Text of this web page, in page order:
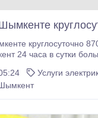
в сутки большой опыт
с
Услуги